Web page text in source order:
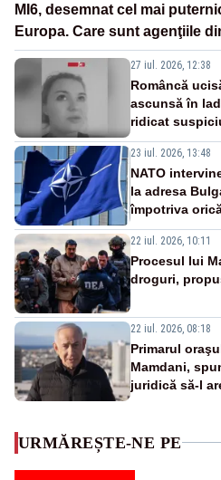
MI6, desemnat cel mai
Europa. Care sunt agenţiile
27 iul. 2026, 12:38
Româncă
ascunsă în
ridicat
23 iul. 2026, 13:48
NATO
la adresa
împotriva
22 iul. 2026, 10:11
Procesul lui
droguri,
22 iul. 2026, 08:18
Primarul
Mamdani,
juridică să-l
URMĂREȘTE-NE PE